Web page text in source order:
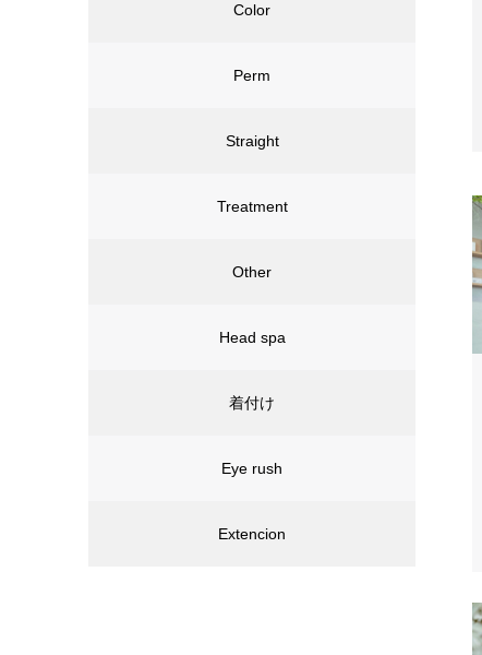
Color
Perm
Straight
Treatment
Other
Head spa
着付け
Eye rush
Extencion